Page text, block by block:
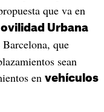
que va en
Urbana
que
sean
en vehículos